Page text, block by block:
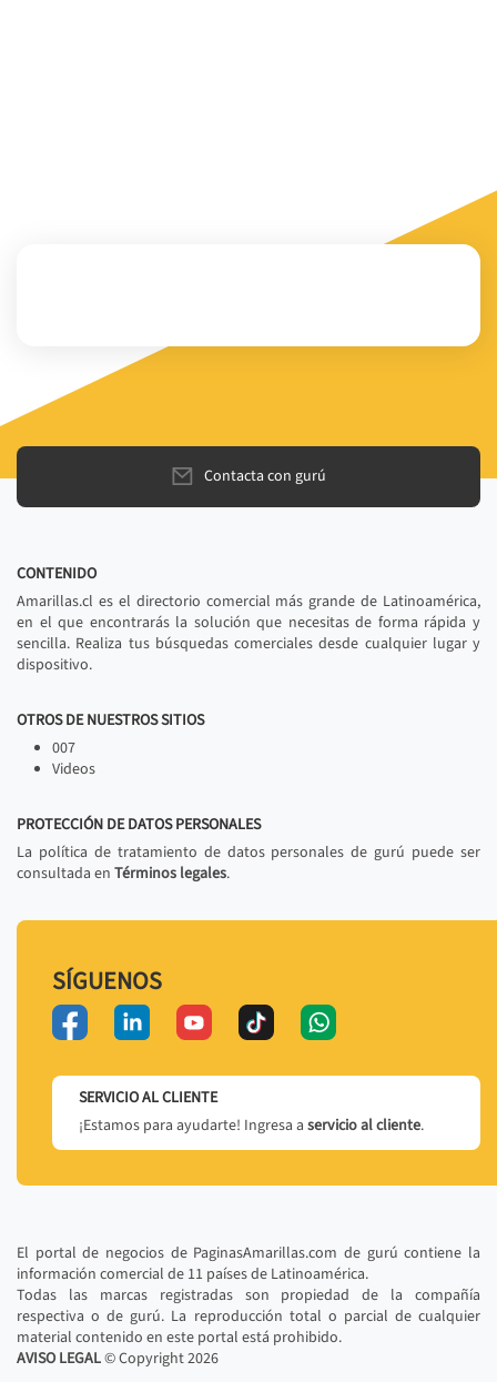
Contacta con gurú
CONTENIDO
Amarillas.cl es el directorio comercial más grande de Latinoamérica,
en el que encontrarás la solución que necesitas de forma rápida y
sencilla. Realiza tus búsquedas comerciales desde cualquier lugar y
dispositivo.
OTROS DE NUESTROS SITIOS
007
Videos
PROTECCIÓN DE DATOS PERSONALES
La política de tratamiento de datos personales de gurú puede ser
consultada en Términos legales.
SÍGUENOS
SERVICIO AL CLIENTE
¡Estamos para ayudarte! Ingresa a servicio al cliente.
El portal de negocios de PaginasAmarillas.com de gurú contiene la
información comercial de 11 países de Latinoamérica.
Todas las marcas registradas son propiedad de la compañía
respectiva o de gurú. La reproducción total o parcial de cualquier
material contenido en este portal está prohibido.
AVISO LEGAL© Copyright2026